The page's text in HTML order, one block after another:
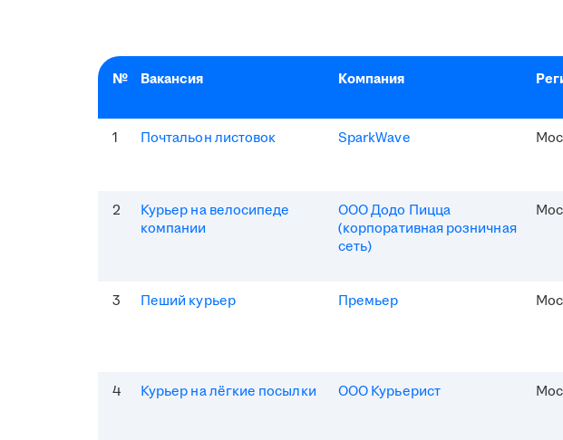
№ Вакансия Компания
1 Почтальон листовок SparkWave
2
Курьер на велосипеде
компании
ООО Додо Пицца
(корпоративная розничная
сеть)
3 Пеший курьер Премьер
4 Курьер на лёгкие посылки ООО Курьерист